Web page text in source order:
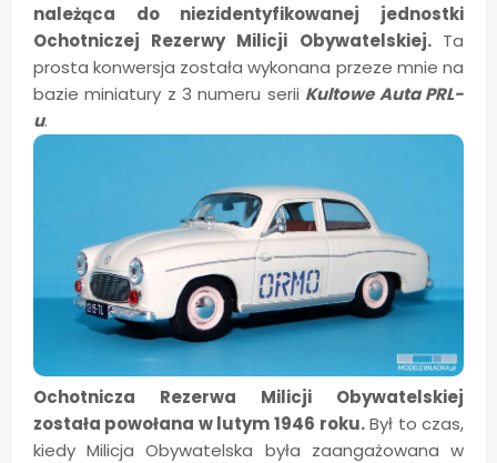
należąca do niezidentyfikowanej jednostki
Ochotniczej Rezerwy Milicji Obywatelskiej. Ta
prosta konwersja została wykonana przeze mnie na
bazie miniatury z 3 numeru serii Kultowe Auta PRL-
u.
Ochotnicza Rezerwa Milicji Obywatelskiej
została powołana w lutym 1946 roku.Był to czas,
kiedy Milicja Obywatelska była zaangażowana w